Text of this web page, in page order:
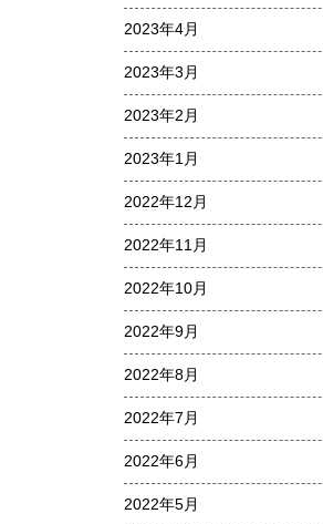
2023年4月
2023年3月
2023年2月
2023年1月
2022年12月
2022年11月
2022年10月
2022年9月
2022年8月
2022年7月
2022年6月
2022年5月